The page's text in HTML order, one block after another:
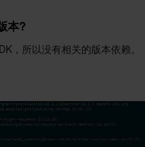
本?
，所以没有相关的版本依赖。